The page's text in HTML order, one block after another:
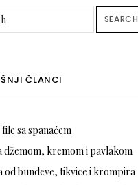
SEARCH
ČLANCI
sa spanaćem
džemom, kremom i pavlakom
od bundeve, tikvice i krompira